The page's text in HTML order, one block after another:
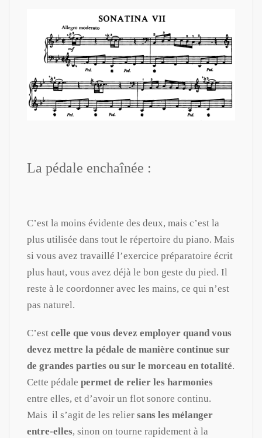
La pédale enchaînée :
C’est la moins évidente des deux, mais c’est la
plus utilisée dans tout le répertoire du piano. Mais
si vous avez travaillé l’exercice préparatoire écrit
plus haut, vous avez déjà le bon geste du pied. Il
reste à le coordonner avec les mains, ce qui n’est
pas naturel.
C’est celle que vous devez employer quand vous
devez mettre la pédale de manière continue sur
de grandes parties ou sur le morceau en totalité.
Cette pédale permet de relier les harmonies
entre elles, et d’avoir un flot sonore continu.
Mais il s’agit de les relier sans les mélanger
entre-elles, sinon on tourne rapidement à la